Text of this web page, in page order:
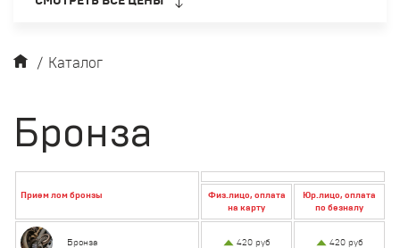
/ Каталог
Бронза
Прием лом бронзы
Физ.лицо, оплата
на карту
Юр.лицо, оплата
по безналу
Бронза 420 руб 420 руб